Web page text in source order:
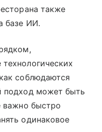
также
базе ИИ.
соблюдаются
подход может быть
важно быстро
одинаковое